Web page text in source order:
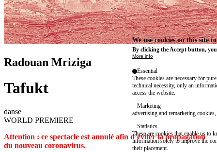
Radouan Mriziga
Tafukt
danse
WORLD PREMIERE
Attention : ce spectacle est annulé afin d’éviter la propagation
du nouveau coronavirus.
We use cookies on this site
By clicking the Accept button,
More info
Essential
These cookies are necessary for
technical necessity, only an
access the website.
Marketing
advertising and remarketing cookies,
Statistics
These are cookies that enable us to
information solely to improve the
their placement.